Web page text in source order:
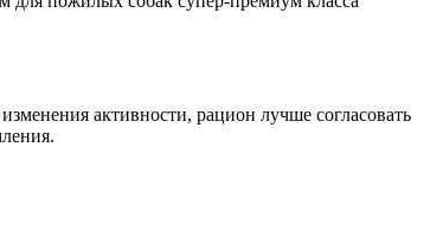
активности, рацион лучше согласовать